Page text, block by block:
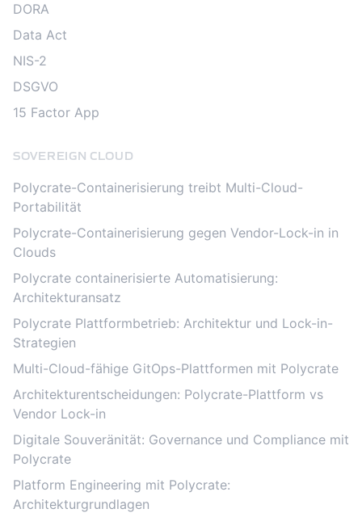
DORA
Data Act
NIS-2
DSGVO
15 Factor App
SOVEREIGN CLOUD
Polycrate-Containerisierung treibt Multi-Cloud-
Portabilität
Polycrate-Containerisierung gegen Vendor-Lock-in in
Clouds
Polycrate containerisierte Automatisierung:
Architekturansatz
Polycrate Plattformbetrieb: Architektur und Lock-in-
Strategien
Multi-Cloud-fähige GitOps-Plattformen mit Polycrate
Architekturentscheidungen: Polycrate-Plattform vs
Vendor Lock-in
Digitale Souveränität: Governance und Compliance mit
Polycrate
Platform Engineering mit Polycrate:
Architekturgrundlagen